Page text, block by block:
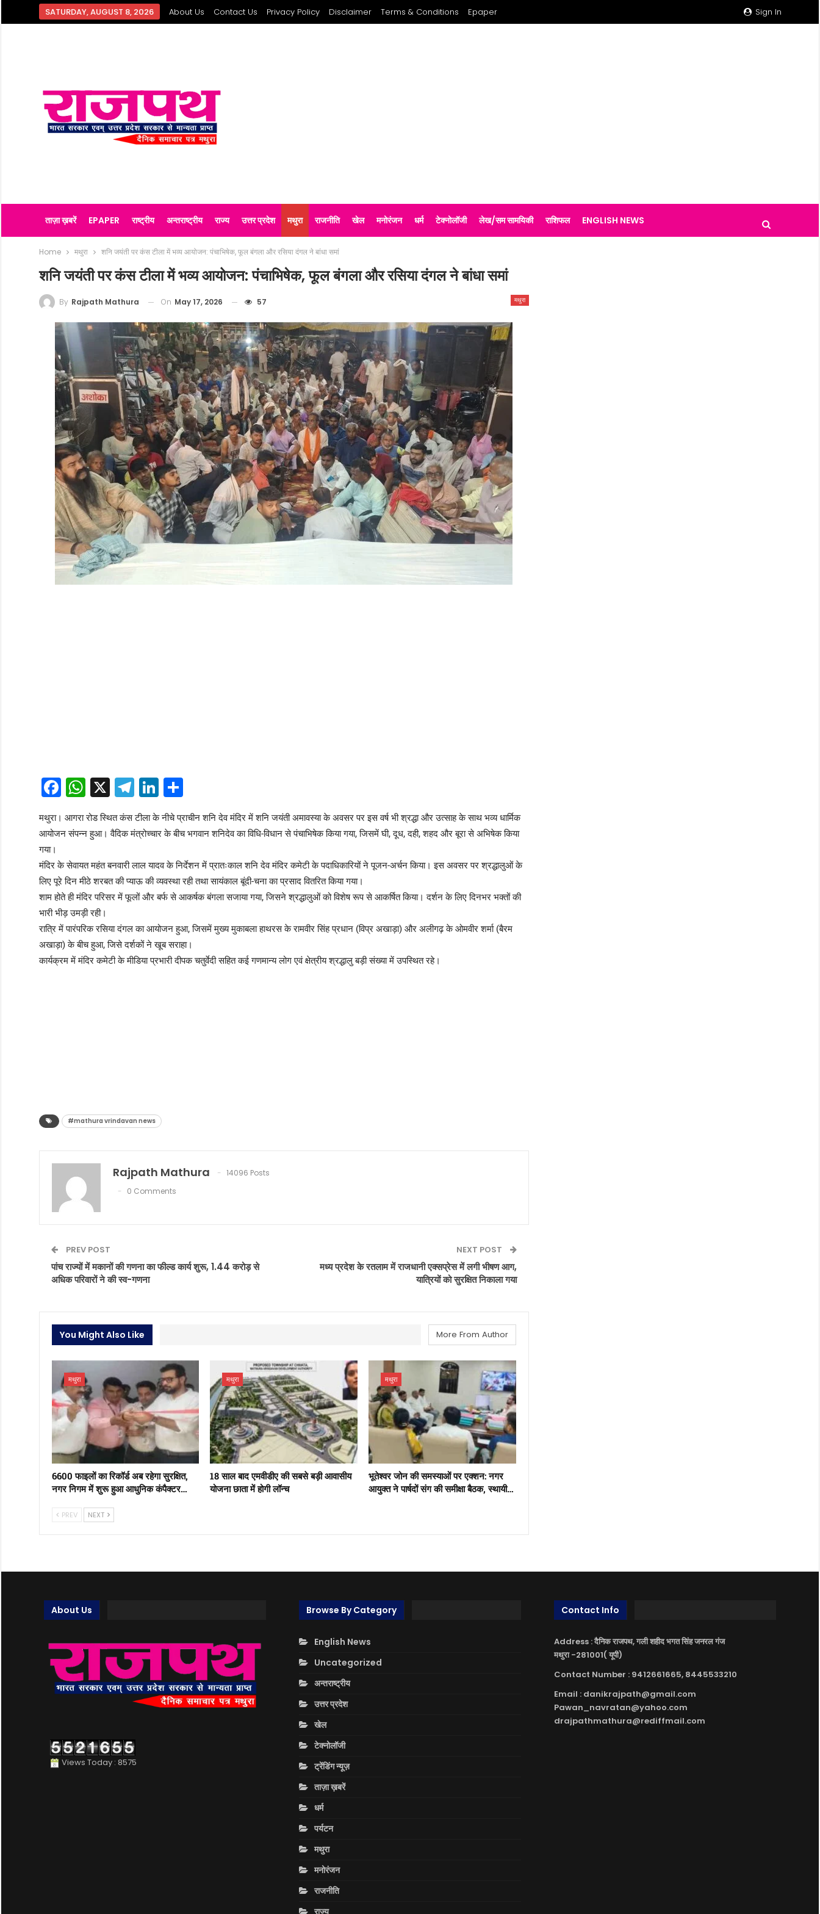
Sign In
SATURDAY, AUGUST 8, 2026 About Us Contact Us Privacy Policy Disclaimer Terms & Conditions Epaper
ताज़ा ख़बरें EPAPER राष्ट्रीय अन्तराष्ट्रीय राज्य उत्तर प्रदेश मथुरा राजनीति खेल मनोरंजन धर्म टेक्नोलॉजी लेख/सम सामयिकी राशिफल ENGLISH NEWS
Home मथुरा शनि जयंती पर कंस टीला में भव्य आयोजन: पंचाभिषेक, फूल बंगला और रसिया दंगल ने बांधा समां
शनि जयंती पर कंस टीला में भव्य आयोजन: पंचाभिषेक, फूल बंगला और रसिया दंगल ने बांधा समां
मथुरा
By Rajpath Mathura On May 17, 2026 57
Facebook
WhatsApp
X Telegram
LinkedIn
Share
मथुरा। आगरा रोड स्थित कंस टीला के नीचे प्राचीन शनि देव मंदिर में शनि जयंती अमावस्या के अवसर पर इस वर्ष भी श्रद्धा और उत्साह के साथ भव्य धार्मिक
आयोजन संपन्न हुआ। वैदिक मंत्रोच्चार के बीच भगवान शनिदेव का विधि-विधान से पंचाभिषेक किया गया, जिसमें घी, दूध, दही, शहद और बूरा से अभिषेक किया
गया।
मंदिर के सेवायत महंत बनवारी लाल यादव के निर्देशन में प्रातःकाल शनि देव मंदिर कमेटी के पदाधिकारियों ने पूजन-अर्चन किया। इस अवसर पर श्रद्धालुओं के
लिए पूरे दिन मीठे शरबत की प्याऊ की व्यवस्था रही तथा सायंकाल बूंदी-चना का प्रसाद वितरित किया गया।
शाम होते ही मंदिर परिसर में फूलों और बर्फ से आकर्षक बंगला सजाया गया, जिसने श्रद्धालुओं को विशेष रूप से आकर्षित किया। दर्शन के लिए दिनभर भक्तों की
भारी भीड़ उमड़ी रही।
रात्रि में पारंपरिक रसिया दंगल का आयोजन हुआ, जिसमें मुख्य मुकाबला हाथरस के रामवीर सिंह प्रधान (विप्र अखाड़ा) और अलीगढ़ के ओमवीर शर्मा (बैरम
अखाड़ा) के बीच हुआ, जिसे दर्शकों ने खूब सराहा।
कार्यक्रम में मंदिर कमेटी के मीडिया प्रभारी दीपक चतुर्वेदी सहित कई गणमान्य लोग एवं क्षेत्रीय श्रद्धालु बड़ी संख्या में उपस्थित रहे।
#mathura vrindavan news
Rajpath Mathura
14096 Posts
0 Comments
PREV POST
पांच राज्यों में मकानों की गणना का फील्ड कार्य शुरू, 1.44 करोड़ से
अधिक परिवारों ने की स्व-गणना
NEXT POST
मध्य प्रदेश के रतलाम में राजधानी एक्सप्रेस में लगी भीषण आग,
यात्रियों को सुरक्षित निकाला गया
You Might Also Like More From Author
मथुरा
6600 फाइलों का रिकॉर्ड अब रहेगा सुरक्षित,
नगर निगम में शुरू हुआ आधुनिक कंपैक्टर…
मथुरा
18 साल बाद एमवीडीए की सबसे बड़ी आवासीय
योजना छाता में होगी लॉन्च
मथुरा
भूतेश्वर जोन की समस्याओं पर एक्शन: नगर
आयुक्त ने पार्षदों संग की समीक्षा बैठक, स्थायी…
PREV NEXT
About Us
Views Today : 8575
Browse By Category
English News
Uncategorized
अन्तराष्ट्रीय
उत्तर प्रदेश
खेल
टेक्नोलॉजी
ट्रेंडिंग न्यूज़
ताज़ा ख़बरें
धर्म
पर्यटन
मथुरा
मनोरंजन
राजनीति
राज्य
Contact Info
Address : दैनिक राजपथ, गली शहीद भगत सिंह जनरल गंज
मथुरा -281001( यूपी)
Contact Number : 9412661665, 8445533210
Email : danikrajpath@gmail.com
Pawan_navratan@yahoo.com
drajpathmathura@rediffmail.com